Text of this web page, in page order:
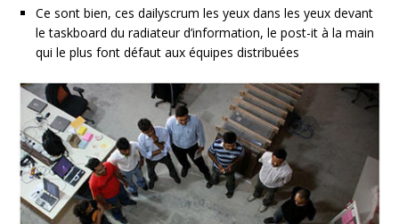
Ce sont bien, ces dailyscrum les yeux dans les yeux devant
le taskboard du radiateur d’information, le post-it à la main
qui le plus font défaut aux équipes distribuées